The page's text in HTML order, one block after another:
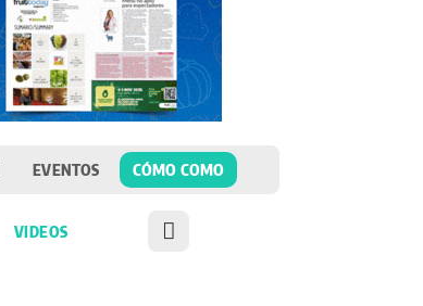
EVENTOS CÓMO COMO
VIDEOS